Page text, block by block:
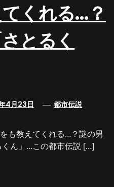
くれる…？
とるく
4月23日 都市伝説
も教えてくれる…？謎の男
ん」…この都市伝説 […]